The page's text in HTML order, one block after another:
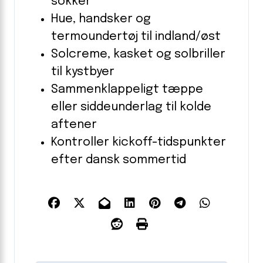
Hue, handsker og
termoundertøj til indland/øst
Solcreme, kasket og solbriller
til kystbyer
Sammenklappeligt tæppe
eller siddeunderlag til kolde
aftener
Kontroller kickoff-tidspunkter
efter dansk sommertid